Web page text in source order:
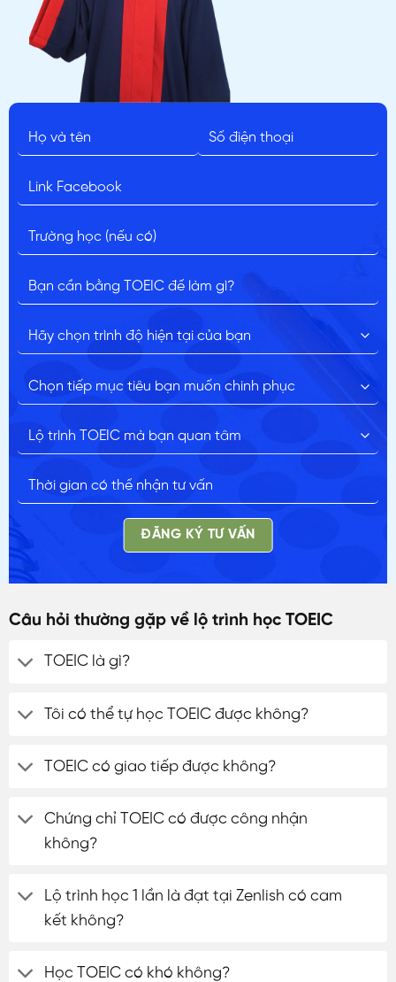
ĐĂNG KÝ TƯ VẤN
Câu hỏi thường gặp về lộ trình học TOEIC
TOEIC là gì?
Tôi có thể tự học TOEIC được không?
TOEIC có giao tiếp được không?
Chứng chỉ TOEIC có được công nhận
không?
Lộ trình học 1 lần là đạt tại Zenlish có cam
kết không?
Học TOEIC có khó không?